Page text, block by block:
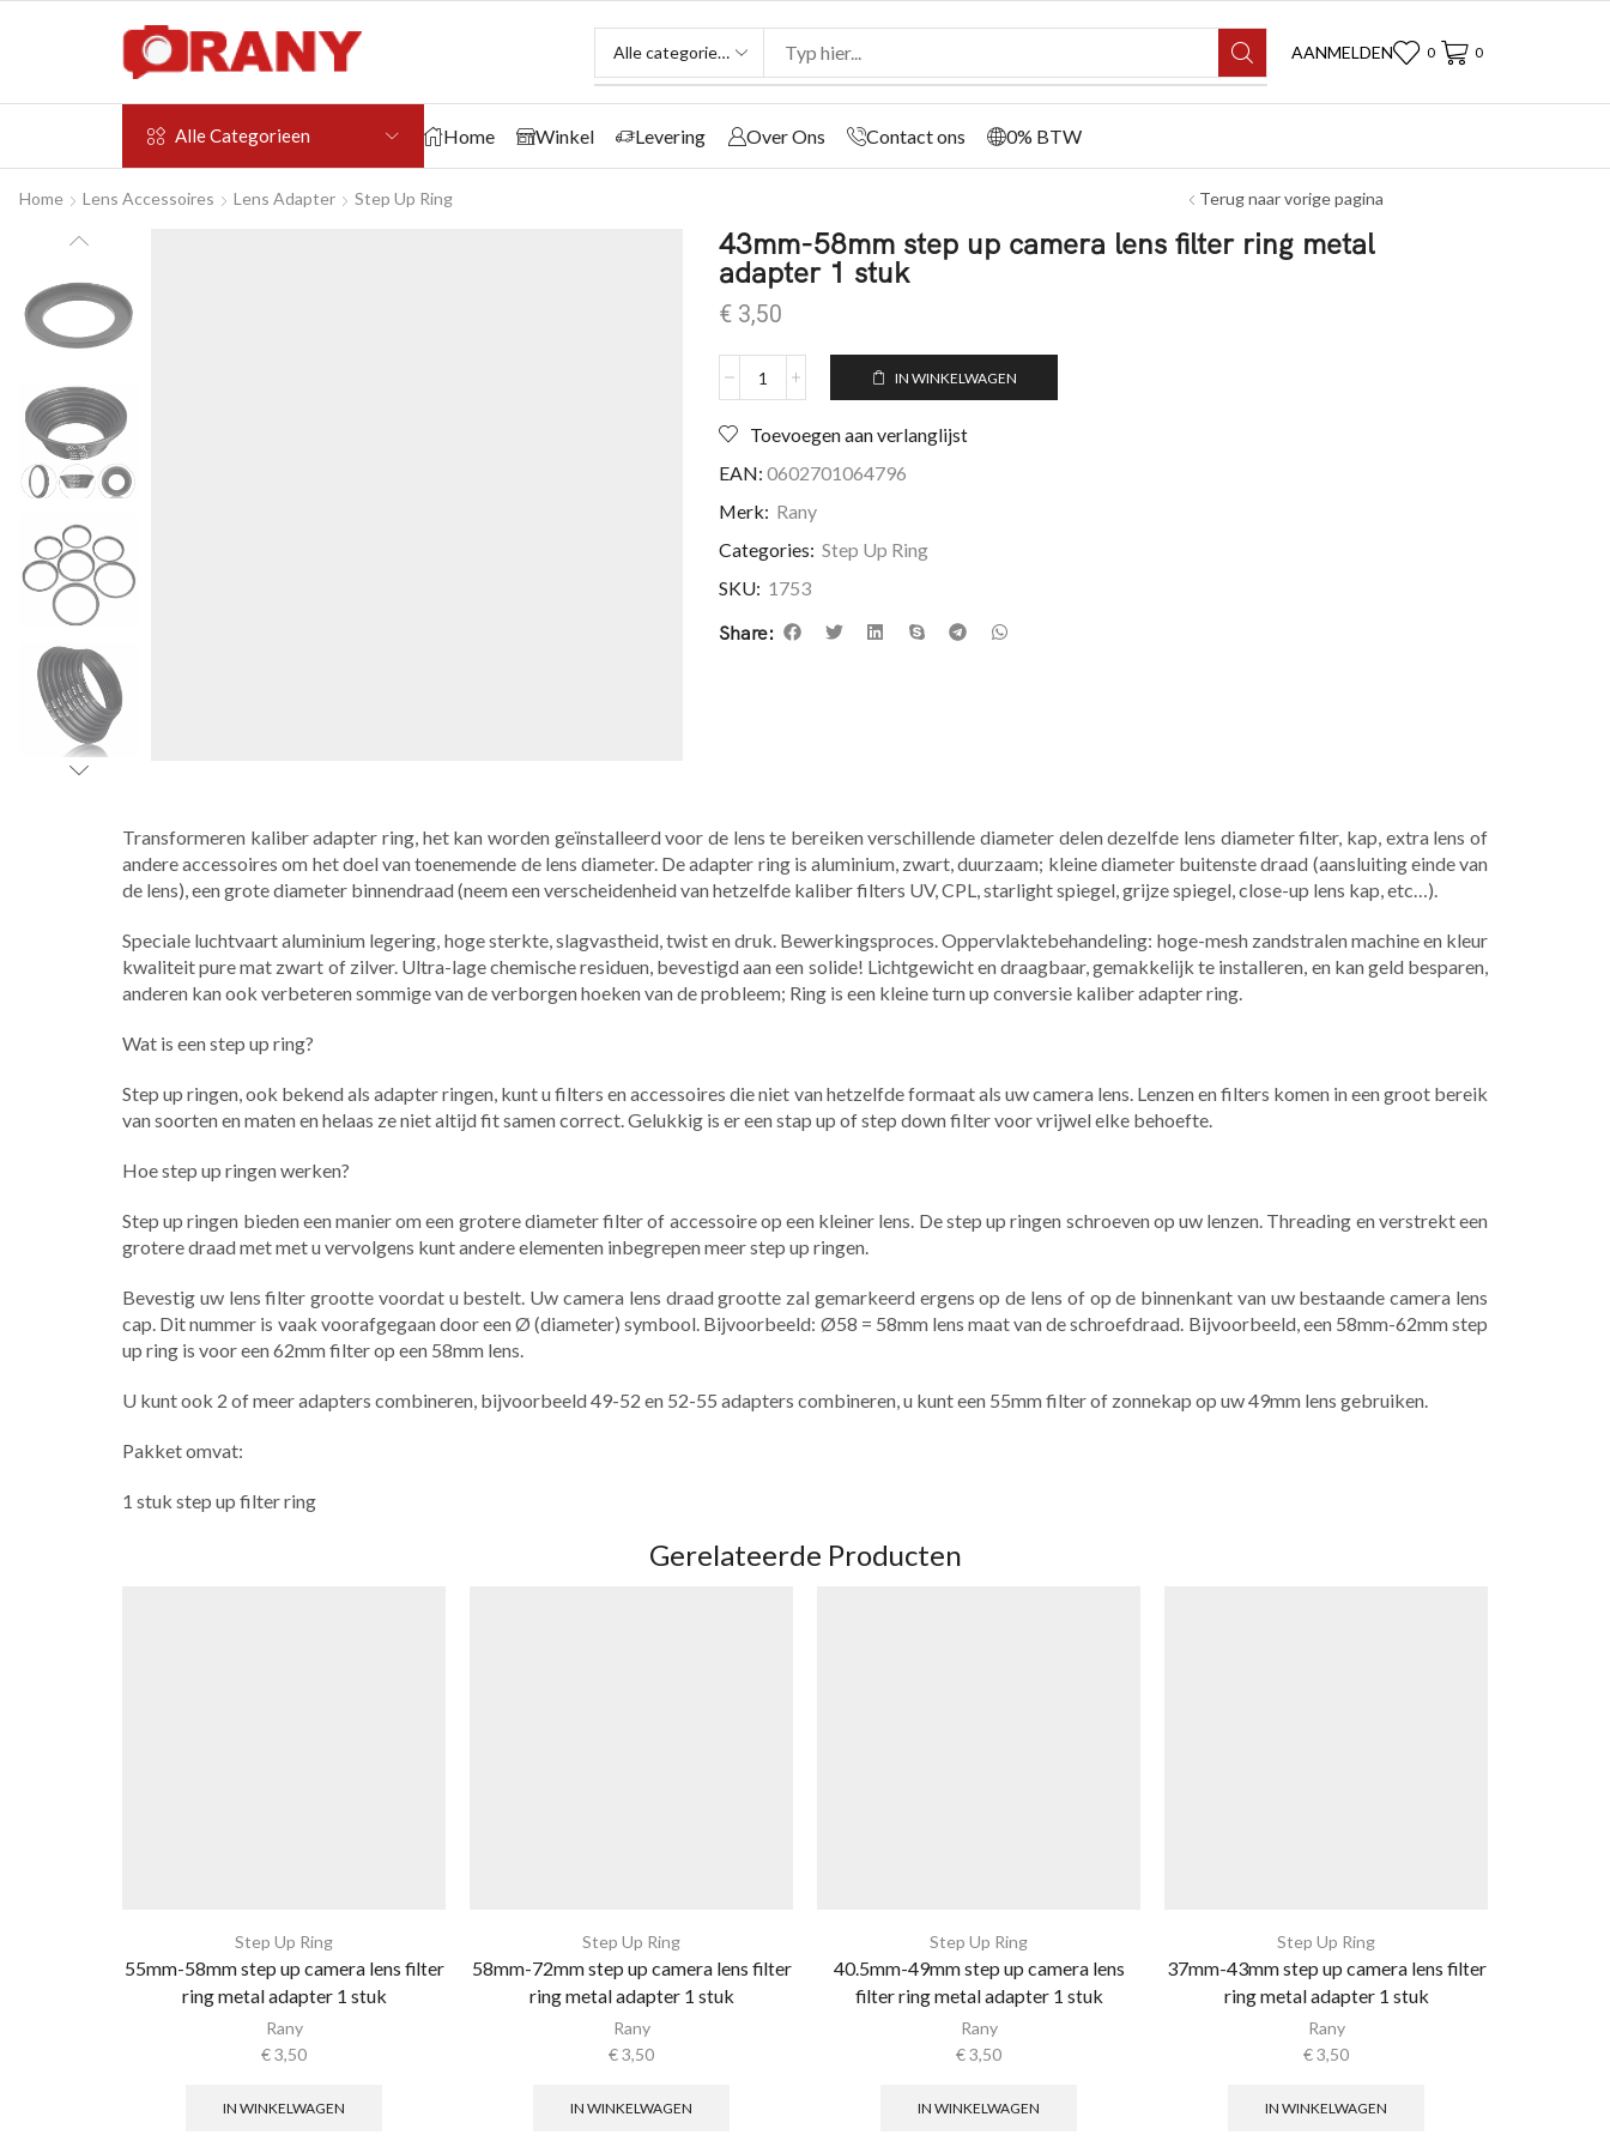
AANMELDEN 0 0
Alle Categorieen Home Winkel Levering Over Ons Contact ons 0% BTW
Home Lens Accessoires Lens Adapter Step Up Ring Terug naar vorige pagina
43mm-58mm step up camera lens filter ring metal
adapter 1 stuk
€ 3,50
IN WINKELWAGEN
Toevoegen aan verlanglijst
EAN: 0602701064796
Merk: Rany
Categories: Step Up Ring
SKU: 1753
Share:
Transformeren kaliber adapter ring, het kan worden geïnstalleerd voor de lens te bereiken verschillende diameter delen dezelfde lens diameter filter, kap, extra lens of
andere accessoires om het doel van toenemende de lens diameter. De adapter ring is aluminium, zwart, duurzaam; kleine diameter buitenste draad (aansluiting einde van
de lens), een grote diameter binnendraad (neem een verscheidenheid van hetzelfde kaliber filters UV, CPL, starlight spiegel, grijze spiegel, close-up lens kap, etc…).
Speciale luchtvaart aluminium legering, hoge sterkte, slagvastheid, twist en druk. Bewerkingsproces. Oppervlaktebehandeling: hoge-mesh zandstralen machine en kleur
kwaliteit pure mat zwart of zilver. Ultra-lage chemische residuen, bevestigd aan een solide! Lichtgewicht en draagbaar, gemakkelijk te installeren, en kan geld besparen,
anderen kan ook verbeteren sommige van de verborgen hoeken van de probleem; Ring is een kleine turn up conversie kaliber adapter ring.
Wat is een step up ring?
Step up ringen, ook bekend als adapter ringen, kunt u filters en accessoires die niet van hetzelfde formaat als uw camera lens. Lenzen en filters komen in een groot bereik
van soorten en maten en helaas ze niet altijd fit samen correct. Gelukkig is er een stap up of step down filter voor vrijwel elke behoefte.
Hoe step up ringen werken?
Step up ringen bieden een manier om een grotere diameter filter of accessoire op een kleiner lens. De step up ringen schroeven op uw lenzen. Threading en verstrekt een
grotere draad met met u vervolgens kunt andere elementen inbegrepen meer step up ringen.
Bevestig uw lens filter grootte voordat u bestelt. Uw camera lens draad grootte zal gemarkeerd ergens op de lens of op de binnenkant van uw bestaande camera lens
cap. Dit nummer is vaak voorafgegaan door een Ø (diameter) symbool. Bijvoorbeeld: Ø58 = 58mm lens maat van de schroefdraad. Bijvoorbeeld, een 58mm-62mm step
up ring is voor een 62mm filter op een 58mm lens.
U kunt ook 2 of meer adapters combineren, bijvoorbeeld 49-52 en 52-55 adapters combineren, u kunt een 55mm filter of zonnekap op uw 49mm lens gebruiken.
Pakket omvat:
1 stuk step up filter ring
Gerelateerde Producten
Step Up Ring
55mm-58mm step up camera lens filter
ring metal adapter 1 stuk
Rany
€3,50
IN WINKELWAGEN
Step Up Ring
58mm-72mm step up camera lens filter
ring metal adapter 1 stuk
Rany
€3,50
IN WINKELWAGEN
Step Up Ring
40.5mm-49mm step up camera lens
filter ring metal adapter 1 stuk
Rany
€3,50
IN WINKELWAGEN
Step Up Ring
37mm-43mm step up camera lens filter
ring metal adapter 1 stuk
Rany
€3,50
IN WINKELWAGEN